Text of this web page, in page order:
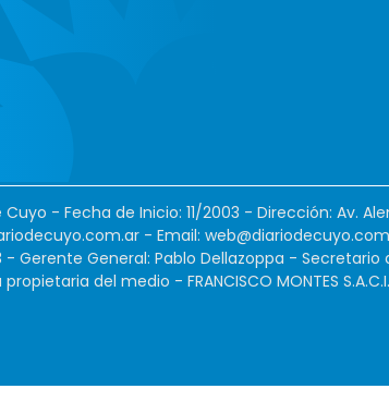
Cuyo - Fecha de Inicio: 11/2003 - Dirección: Av.
- Email:
- Gerente General: Pablo Dellazoppa -
del medio - FRANCISCO MONTES